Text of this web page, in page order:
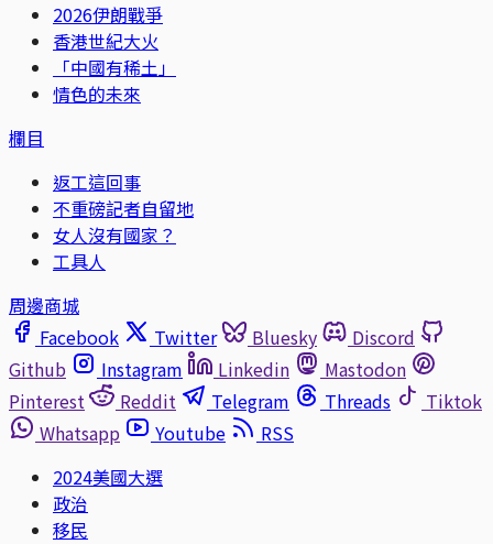
2026伊朗戰爭
香港世紀大火
「中國有稀土」
情色的未來
欄目
返工這回事
不重磅記者自留地
女人沒有國家？
工具人
周邊商城
Facebook
Twitter Bluesky
Discord
Github
Instagram Linkedin
Mastodon
Pinterest
Reddit Telegram Threads
Tiktok
Whatsapp
Youtube
RSS
2024美國大選
政治
移民